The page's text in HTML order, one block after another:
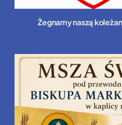
Żegnamy naszą